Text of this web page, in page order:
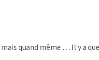
quand même … Il y a